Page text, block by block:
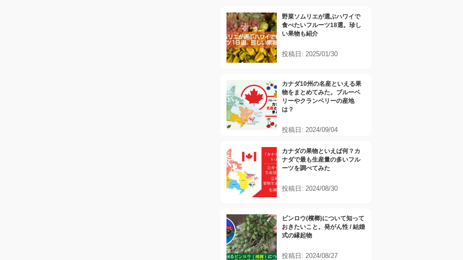
野菜ソムリエが選ぶハワイで
食べたいフルーツ18選。珍し
い果物も紹介
投稿日: 2025/01/30
カナダ10州の名産といえる果
物をまとめてみた。ブルーベ
リーやクランベリーの産地
は？
投稿日: 2024/09/04
カナダの果物といえば何？カ
ナダで最も生産量の多いフル
ーツを調べてみた
投稿日: 2024/08/30
ビンロウ(檳榔)について知って
おきたいこと。発がん性 / 結婚
式の縁起物
投稿日: 2024/08/27